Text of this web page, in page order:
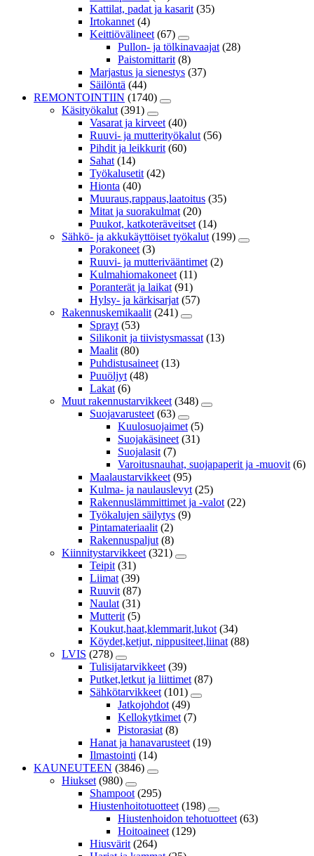
Kattilat, padat ja kasarit (35)
Irtokannet (4)
Keittiövälineet (67)
Pullon- ja tölkinavaajat (28)
Paistomittarit (8)
Marjastus ja sienestys (37)
Säilöntä (44)
REMONTOINTIIN (1740)
Käsityökalut (391)
Vasarat ja kirveet (40)
Ruuvi- ja mutterityökalut (56)
Pihdit ja leikkurit (60)
Sahat (14)
Työkalusetit (42)
Hionta (40)
Muuraus,rappaus,laatoitus (35)
Mitat ja suorakulmat (20)
Puukot, katkoteräveitset (14)
Sähkö- ja akkukäyttöiset työkalut (199)
Porakoneet (3)
Ruuvi- ja mutterivääntimet (2)
Kulmahiomakoneet (11)
Poranterät ja laikat (91)
Hylsy- ja kärkisarjat (57)
Rakennuskemikaalit (241)
Sprayt (53)
Silikonit ja tiivistysmassat (13)
Maalit (80)
Puhdistusaineet (13)
Puuöljyt (48)
Lakat (6)
Muut rakennustarvikkeet (348)
Suojavarusteet (63)
Kuulosuojaimet (5)
Suojakäsineet (31)
Suojalasit (7)
Varoitusnauhat, suojapaperit ja -muovit (6)
Maalaustarvikkeet (95)
Kulma- ja naulauslevyt (25)
Rakennuslämmittimet ja -valot (22)
Työkalujen säilytys (9)
Pintamateriaalit (2)
Rakennuspaljut (8)
Kiinnitystarvikkeet (321)
Teipit (31)
Liimat (39)
Ruuvit (87)
Naulat (31)
Mutterit (5)
Koukut,haat,klemmarit,lukot (34)
Köydet,ketjut, nippusiteet,liinat (88)
LVIS (278)
Tulisijatarvikkeet (39)
Putket,letkut ja liittimet (87)
Sähkötarvikkeet (101)
Jatkojohdot (49)
Kellokytkimet (7)
Pistorasiat (8)
Hanat ja hanavarusteet (19)
Ilmastointi (14)
KAUNEUTEEN (3846)
Hiukset (980)
Shampoot (295)
Hiustenhoitotuotteet (198)
Hiustenhoidon tehotuotteet (63)
Hoitoaineet (129)
Hiusvärit (264)